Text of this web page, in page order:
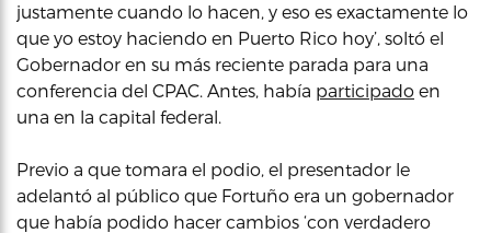
justamente cuando lo hacen, y eso es exactamente lo
que yo estoy haciendo en Puerto Rico hoy’, soltó el
Gobernador en su más reciente parada para una
conferencia del CPAC. Antes, había participado en
una en la capital federal.
Previo a que tomara el podio, el presentador le
adelantó al público que Fortuño era un gobernador
que había podido hacer cambios ‘con verdadero